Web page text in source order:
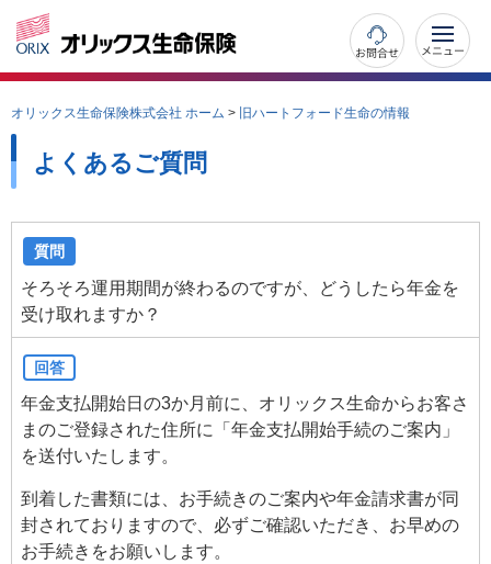
お問合せ
オリックス生命保険株式会社 ホーム > 旧ハートフォード生命の情報
よくあるご質問
質問
そろそろ運用期間が終わるのですが、どうしたら年金を
受け取れますか？
回答
年金支払開始日の3か月前に、オリックス生命からお客さ
まのご登録された住所に「年金支払開始手続のご案内」
を送付いたします。
到着した書類には、お手続きのご案内や年金請求書が同
封されておりますので、必ずご確認いただき、お早めの
お手続きをお願いします。